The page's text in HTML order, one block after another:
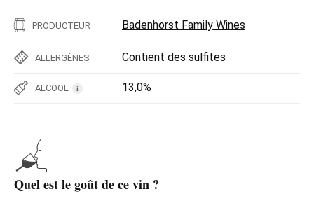
PRODUCTEUR Badenhorst Family Wines
ALLERGÈNES Contient des sulfites
ALCOOL i 13,0%
Quel est le goût de ce vin ?